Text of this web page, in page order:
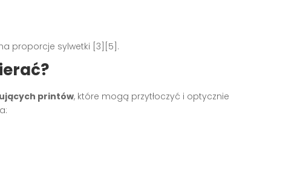
proporcje sylwetki [3][5].
printów, które mogą przytłoczyć i optycznie